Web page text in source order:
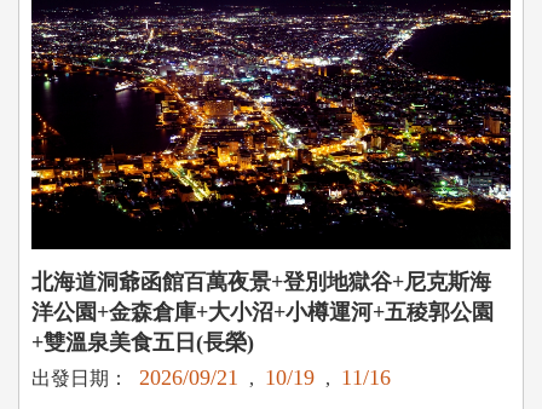
北海道洞爺函館百萬夜景+登別地獄谷+尼克斯海
洋公園+金森倉庫+大小沼+小樽運河+五稜郭公園
+雙溫泉美食五日(長榮)
出發日期： 2026/09/21 , 10/19 , 11/16